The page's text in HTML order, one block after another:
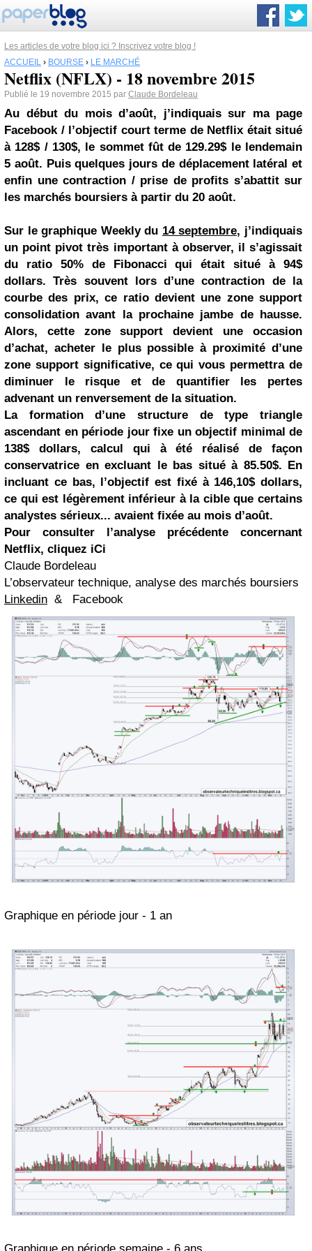
Les articles de votre blog ici ? Inscrivez votre blog !
ACCUEIL › BOURSE › LE MARCHÉ
Netflix (NFLX) - 18 novembre 2015
Publié le 19 novembre 2015 par Claude Bordeleau
Au début du mois d’août, j’indiquais sur ma page
Facebook / l’objectif court terme de Netflix était situé
à 128$ / 130$, le sommet fût de 129.29$ le lendemain
5 août. Puis quelques jours de déplacement latéral et
enfin une contraction / prise de profits s’abattit sur
les marchés boursiers à partir du 20 août.
Sur le graphique Weekly du 14 septembre, j’indiquais
un point pivot très important à observer, il s’agissait
du ratio 50% de Fibonacci qui était situé à 94$
dollars. Très souvent lors d’une contraction de la
courbe des prix, ce ratio devient une zone support
consolidation avant la prochaine jambe de hausse.
Alors, cette zone support devient une occasion
d’achat, acheter le plus possible à proximité d’une
zone support significative, ce qui vous permettra de
diminuer le risque et de quantifier les pertes
advenant un renversement de la situation.
La formation d’une structure de type triangle
ascendant en période jour fixe un objectif minimal de
138$ dollars, calcul qui à été réalisé de façon
conservatrice en excluant le bas situé à 85.50$. En
incluant ce bas, l’objectif est fixé à 146,10$ dollars,
ce qui est légèrement inférieur à la cible que certains
analystes sérieux... avaient fixée au mois d’août.
Pour consulter l’analyse précédente concernant
Netflix, cliquez iCi
Claude Bordeleau
L’observateur technique, analyse des marchés boursiers
Linkedin & Facebook
Graphique en période jour - 1 an